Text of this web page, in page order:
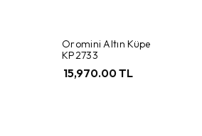
Oromini Altın Küpe
KP2733
15,970.00 TL